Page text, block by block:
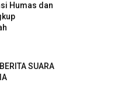
Humas dan
SUARA